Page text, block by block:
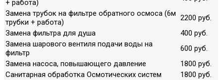
+ работа)
Замена трубок на фильтре обратного осмоса (6м
трубки + работа)
2200 руб.
Замена фильтра для душа
400 руб.
Замена шарового вентиля подачи воды на
фильтр
600 руб.
Замена насоса, повышающего давление
1800 руб.
Санитарная обработка Осмотических систем
1800 руб.